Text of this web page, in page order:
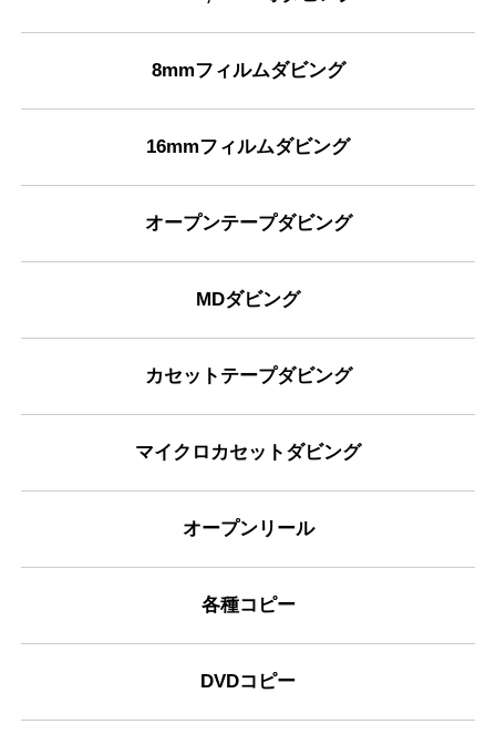
8mmフィルムダビング
16mmフィルムダビング
オープンテープダビング
MDダビング
カセットテープダビング
マイクロカセットダビング
オープンリール
各種コピー
DVDコピー